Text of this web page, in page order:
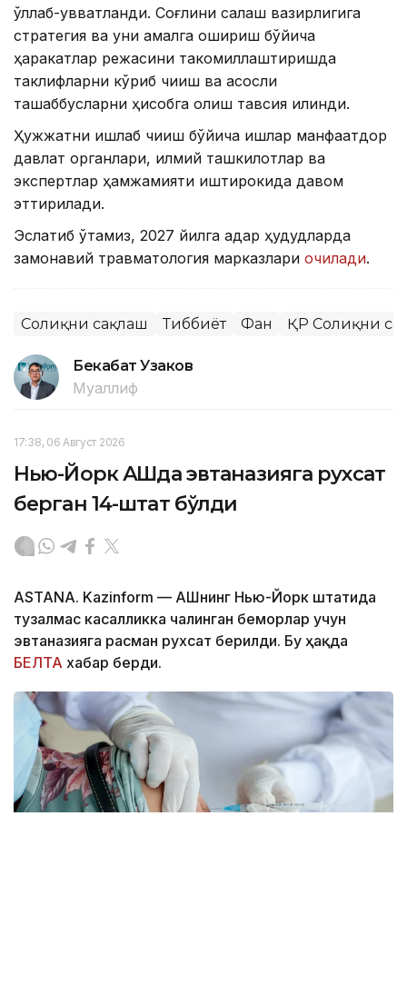
қўллаб-қувватланди. Соғлиқни сақлаш вазирлигига
стратегия ва уни амалга ошириш бўйича
ҳаракатлар режасини такомиллаштиришда
таклифларни кўриб чиқиш ва асосли
ташаббусларни ҳисобга олиш тавсия қилинди.
Ҳужжатни ишлаб чиқиш бўйича ишлар манфаатдор
давлат органлари, илмий ташкилотлар ва
экспертлар ҳамжамияти иштирокида давом
эттирилади.
Эслатиб ўтамиз, 2027 йилга қадар ҳудудларда
замонавий травматология марказлари очилади.
Соғлиқни сақлаш Тиббиёт Фан ҚР Соғлиқни
Бекабат Узаков
Муаллиф
17:38, 06 Август 2026
Нью-Йорк АҚШда эвтаназияга рухсат
берган 14-штат бўлди
ASTANA. Kazinform — АҚШнинг Нью-Йорк штатида
тузалмас касалликка чалинган беморлар учун
эвтаназияга расман рухсат берилди. Бу ҳақда
БЕЛТА хабар берди.